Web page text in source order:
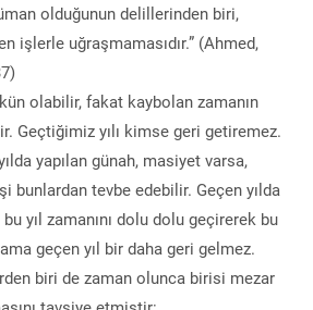
olduğunun delillerinden biri,
işlerle uğraşmamasıdır.” (Ahmed,
olabilir, fakat kaybolan zamanın
Geçtiğimiz yılı kimse geri getiremez.
yapılan günah, masiyet varsa,
bunlardan tevbe edebilir. Geçen yılda
yıl zamanını dolu dolu geçirerek bu
geçen yıl bir daha geri gelmez.
biri de zaman olunca birisi mezar